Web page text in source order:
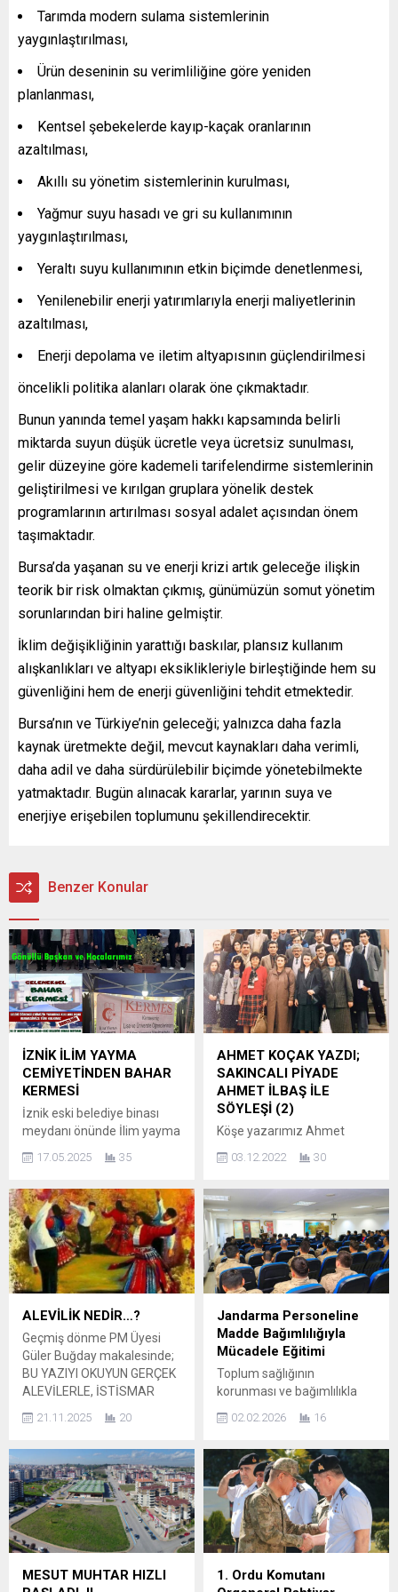
Tarımda modern sulama sistemlerinin
yaygınlaştırılması,
Ürün deseninin su verimliliğine göre yeniden
planlanması,
Kentsel şebekelerde kayıp-kaçak oranlarının
azaltılması,
Akıllı su yönetim sistemlerinin kurulması,
Yağmur suyu hasadı ve gri su kullanımının
yaygınlaştırılması,
Yeraltı suyu kullanımının etkin biçimde denetlenmesi,
Yenilenebilir enerji yatırımlarıyla enerji maliyetlerinin
azaltılması,
Enerji depolama ve iletim altyapısının güçlendirilmesi
öncelikli politika alanları olarak öne çıkmaktadır.
Bunun yanında temel yaşam hakkı kapsamında belirli
miktarda suyun düşük ücretle veya ücretsiz sunulması,
gelir düzeyine göre kademeli tarifelendirme sistemlerinin
geliştirilmesi ve kırılgan gruplara yönelik destek
programlarının artırılması sosyal adalet açısından önem
taşımaktadır.
Bursa’da yaşanan su ve enerji krizi artık geleceğe ilişkin
teorik bir risk olmaktan çıkmış, günümüzün somut yönetim
sorunlarından biri haline gelmiştir.
İklim değişikliğinin yarattığı baskılar, plansız kullanım
alışkanlıkları ve altyapı eksiklikleriyle birleştiğinde hem su
güvenliğini hem de enerji güvenliğini tehdit etmektedir.
Bursa’nın ve Türkiye’nin geleceği; yalnızca daha fazla
kaynak üretmekte değil, mevcut kaynakları daha verimli,
daha adil ve daha sürdürülebilir biçimde yönetebilmekte
yatmaktadır. Bugün alınacak kararlar, yarının suya ve
enerjiye erişebilen toplumunu şekillendirecektir.
Benzer Konular
İZNİK İLİM YAYMA
CEMİYETİNDEN BAHAR
KERMESİ
İznik eski belediye binası
meydanı önünde İlim yayma
tarafından geleneksel hale
kermes düzenlendi. Kermes
14-17 Mayısa kadar açık
olup sabah saat 09-21.00
kadar açık oluyor. Kermeste
Bay, bayan elbiseler, çocuk
giysileri, ayakkabı çeşitleri ile
hizmet verip öğrencilerin
için kullandırılıyor ve...
17.05.2025 35
AHMET KOÇAK YAZDI;
SAKINCALI PİYADE
AHMET İLBAŞ İLE
SÖYLEŞİ (2)
Köşe yazarımız Ahmet
yazıda; ” Telefon ettim.
15.00’te buluşmak üzere iki
abdal randevulaştık. (abdal:
eskiden oradan oraya
dolaşarak tarikatını
yaymaya çalışan dervişlere
verilen ad. Biz öğretmenler
de Atatürk’ün aydınlığını
yaymaya çalışan modern
dervişleriz.) AHMET KOÇAK:
(Söyleşimize hazır bir tarzla
başlayalım. Ben, buna Zeki
Baştürk...
03.12.2022 30
ALEVİLİK NEDİR…?
Geçmiş dönme PM Üyesi
Güler Buğday makalesinde;
BU YAZIYI OKUYUN GERÇEK
ALEVİLERLE, İSTİSMAR
BESLENEN VE DÜŞKÜN
ARASINDAKİ FARK
ÖĞRENİLMELİ. Tüm
yaşamımca sevdiğim,
saydığım, güvendiğim,
birlikte sola ihanet etmeden
halkımızın refahı, huzuru ve
gelecek güvencesi için
birlikte mücadele ettiğimiz,
21.11.2025 20
Jandarma Personeline
Madde Bağımlılığıyla
Mücadele Eğitimi
Toplum sağlığının
korunması ve bağımlılıkla
artırılması amacıyla,
görev yapan jandarma
personeline yönelik olarak
Yeşilay Danışmanlık Merkezi
(YEDAM) uzmanları
tarafından kapsamlı bir
bilgilendirme faaliyeti
gerçekleştirildi. Düzenlenen
eğitim programında,
02.02.2026 16
MESUT MUHTAR HIZLI
1. Ordu Komutanı